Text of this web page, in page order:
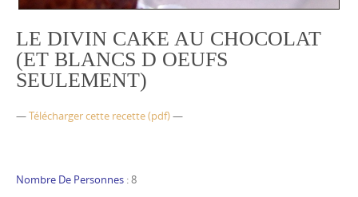
LE DIVIN CAKE AU CHOCOLAT
(ET BLANCS D OEUFS
SEULEMENT)
—Télécharger cette recette (pdf)—
Nombre De Personnes : 8